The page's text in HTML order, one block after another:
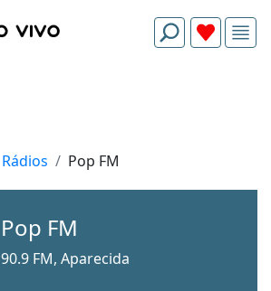
Rádios Pop FM
Pop FM
90.9 FM, Aparecida